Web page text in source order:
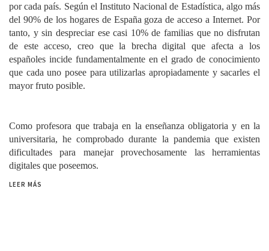
por cada país. Según el Instituto Nacional de Estadística, algo más
del 90% de los hogares de España goza de acceso a Internet. Por
tanto, y sin despreciar ese casi 10% de familias que no disfrutan
de este acceso, creo que la brecha digital que afecta a los
españoles incide fundamentalmente en el grado de conocimiento
que cada uno posee para utilizarlas apropiadamente y sacarles el
mayor fruto posible.
Como profesora que trabaja en la enseñanza obligatoria y en la
universitaria, he comprobado durante la pandemia que existen
dificultades para manejar provechosamente las herramientas
digitales que poseemos.
LEER MÁS